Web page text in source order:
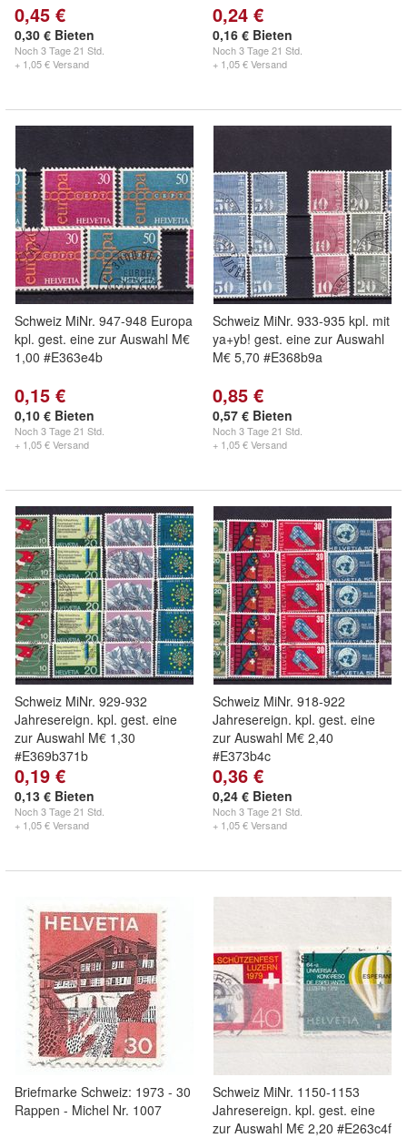
0,45 €
0,30 € Bieten
Noch3 Tage 21 Std.
+ 1,05 € Versand
0,24 €
0,16 € Bieten
Noch3 Tage 21 Std.
+ 1,05 € Versand
Schweiz MiNr. 947-948 Europa
kpl. gest. eine zur Auswahl M€
1,00 #E363e4b
0,15 €
0,10 € Bieten
Noch3 Tage 21 Std.
+ 1,05 € Versand
Schweiz MiNr. 933-935 kpl. mit
ya+yb! gest. eine zur Auswahl
M€ 5,70 #E368b9a
0,85 €
0,57 € Bieten
Noch3 Tage 21 Std.
+ 1,05 € Versand
Schweiz MiNr. 929-932
Jahresereign. kpl. gest. eine
zur Auswahl M€ 1,30
#E369b371b
0,19 €
0,13 € Bieten
Noch3 Tage 21 Std.
+ 1,05 € Versand
Schweiz MiNr. 918-922
Jahresereign. kpl. gest. eine
zur Auswahl M€ 2,40
#E373b4c
0,36 €
0,24 € Bieten
Noch3 Tage 21 Std.
+ 1,05 € Versand
Briefmarke Schweiz: 1973 - 30
Rappen - Michel Nr. 1007
Schweiz MiNr. 1150-1153
Jahresereign. kpl. gest. eine
zur Auswahl M€ 2,20 #E263c4f